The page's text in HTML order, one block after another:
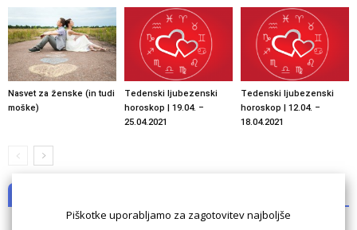
Nasvet za ženske (in tudi
moške)
Tedenski ljubezenski
horoskop | 19.04. –
25.04.2021
Tedenski ljubezenski
horoskop | 12.04. –
18.04.2021
Piškotke uporabljamo za zagotovitev najboljše